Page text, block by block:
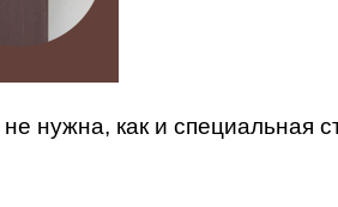
нужна, как и специальная